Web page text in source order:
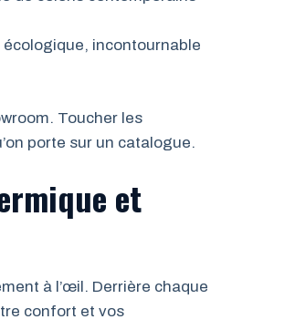
incontournable
Toucher les
porte sur un catalogue.
et
à l’œil. Derrière chaque
confort et vos